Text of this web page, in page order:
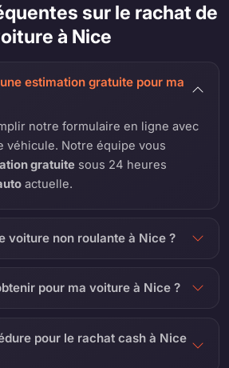
sur le rachat de
à Nice
estimation gratuite pour ma
notre formulaire en ligne avec
véhicule. Notre équipe vous
gratuite sous 24 heures
actuelle.
voiture non roulante à Nice ?
pour ma voiture à Nice ?
pour le rachat cash à Nice